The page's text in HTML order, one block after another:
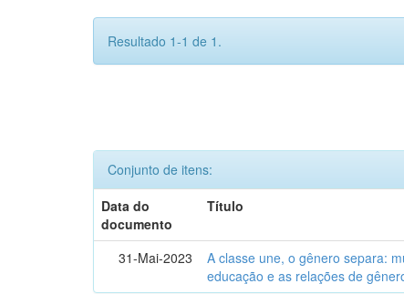
Resultado 1-1 de 1.
Conjunto de itens:
Data do
documento
Título
31-Mai-2023
A classe une, o gênero separa:
educação e as relações de